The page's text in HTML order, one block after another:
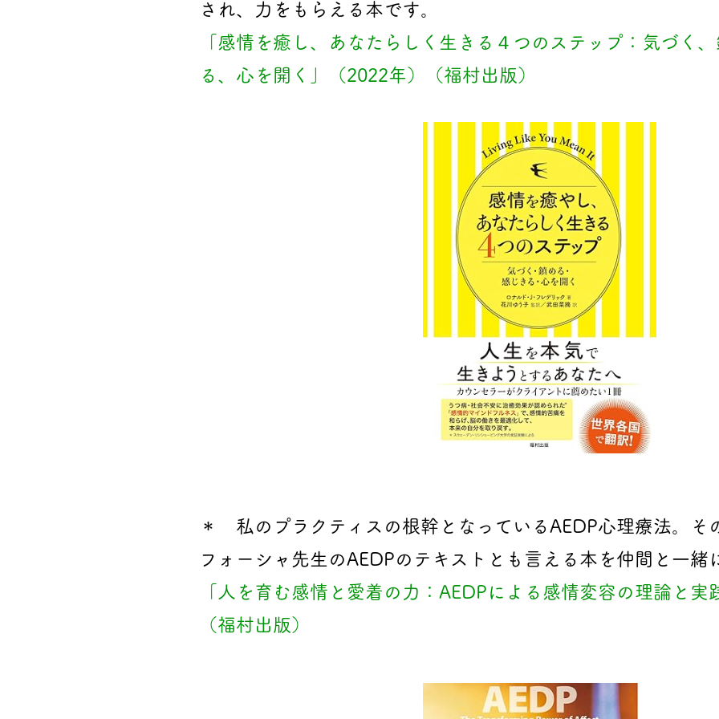
され、力をもらえる本です。
「感情を癒し、あなたらしく生きる４つのステップ：気づく
る、心を開く」（2022年）（福村出版）
＊ 私のプラクティスの根幹となっているAEDP心理療法。そ
フォーシャ先生のAEDPのテキストとも言える本を仲間と一緒
「人を育む感情と愛着の力：AEDPによる感情変容の理論 と実
（福村出版）